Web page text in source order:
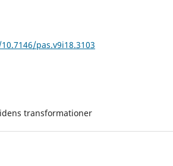
pas.v9i18.3103
transformationer